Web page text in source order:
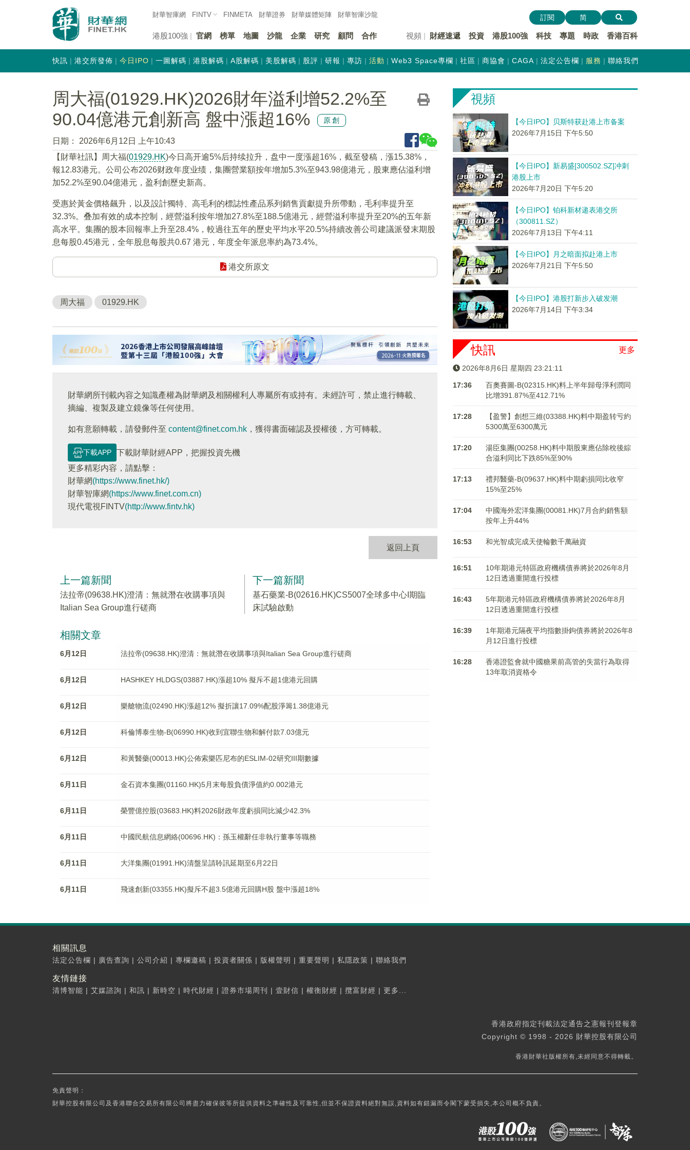
財華智庫網 FINTV FINMETA 財華證券 財華媒體矩陣 財華智庫沙龍
港股100強 官網 榜單 地圖 沙龍 企業 研究 顧問 合作 視頻 財經速遞 投資 港股100強 科技 專題 時政 香港百科
訂閱 简
快訊 港交所發佈 今日IPO 一圖解碼 港股解碼 A股解碼 美股解碼 股評 研報 專訪 活動 Web3 Space專欄 社區 商協會 CAGA 法定公告欄 服務 聯絡我們
周大福(01929.HK)2026財年溢利增52.2%至
90.04億港元創新高 盤中漲超16%
原創
日期：
2026年6月12日 上午10:43
【財華社訊】周大福(01929.HK)今日高开逾5%后持续拉升，盘中一度漲超16%，截至發稿，漲15.38%，
報12.83港元。公司公布2026财政年度业绩，集團營業額按年增加5.3%至943.98億港元，股東應佔溢利增
加52.2%至90.04億港元，盈利創歷史新高。
受惠於黃金價格飆升，以及設計獨特、高毛利的標誌性產品系列銷售貢獻提升所帶動，毛利率提升至
32.3%。叠加有效的成本控制，經營溢利按年增加27.8%至188.5億港元，經營溢利率提升至20%的五年新
高水平。集團的股本回報率上升至28.4%，較過往五年的歷史平均水平20.5%持續改善公司建議派發末期股
息每股0.45港元，全年股息每股共0.67 港元，年度全年派息率約為73.4%。
港交所原文
周大福 01929.HK
財華網所刊載內容之知識產權為財華網及相關權利人專屬所有或持有。未經許可，禁止進行轉載、
摘編、複製及建立鏡像等任何使用。
如有意願轉載，請發郵件至 content@finet.com.hk ，獲得書面確認及授權後，方可轉載。
下載APP
下載財華財經APP，把握投資先機
更多精彩内容，請點擊：
財華網(https://www.finet.hk/)
財華智庫網(https://www.finet.com.cn)
現代電視FINTV(http://www.fintv.hk)
返回上頁
上一篇新聞
法拉帝(09638.HK)澄清：無就潛在收購事項與
Italian Sea Group進行磋商
下一篇新聞
基石藥業-B(02616.HK)CS5007全球多中心I期臨
床試驗啟動
相關文章
6月12日 法拉帝(09638.HK)澄清：無就潛在收購事項與Italian Sea Group進行磋商
6月12日 HASHKEY HLDGS(03887.HK)漲超10% 擬斥不超1億港元回購
6月12日 樂艙物流(02490.HK)漲超12% 擬折讓17.09%配股淨籌1.38億港元
6月12日 科倫博泰生物-B(06990.HK)收到宜聯生物和解付款7.03億元
6月12日 和黃醫藥(00013.HK)公佈索樂匹尼布的ESLIM-02研究III期數據
6月11日 金石資本集團(01160.HK)5月末每股負債淨值約0.002港元
6月11日 榮豐億控股(03683.HK)料2026財政年度虧損同比減少42.3%
6月11日 中國民航信息網絡(00696.HK)：孫玉權辭任非執行董事等職務
6月11日 大洋集團(01991.HK)清盤呈請聆訊延期至6月22日
6月11日 飛速創新(03355.HK)擬斥不超3.5億港元回購H股 盤中漲超18%
視頻
【今日IPO】贝斯特获赴港上市备案
2026年7月15日 下午5:50
【今日IPO】新易盛[300502.SZ]冲刺
港股上市
2026年7月20日 下午5:20
【今日IPO】铂科新材递表港交所
（300811.SZ）
2026年7月13日 下午4:11
【今日IPO】月之暗面拟赴港上市
2026年7月21日 下午5:50
【今日IPO】港股打新步入破发潮
2026年7月14日 下午3:34
更多
快訊
2026年8月6日 星期四 23:21:11
17:36
百奧賽圖-B(02315.HK)料上半年歸母淨利潤同
比增391.87%至412.71%
17:28
【盈警】創想三維(03388.HK)料中期盈转亏約
5300萬至6300萬元
17:20
湯臣集團(00258.HK)料中期股東應佔除稅後綜
合溢利同比下跌85%至90%
17:13
禮邦醫藥-B(09637.HK)料中期虧損同比收窄
15%至25%
17:04
中國海外宏洋集團(00081.HK)7月合約銷售額
按年上升44%
16:53 和光智成完成天使輪數千萬融資
16:51
10年期港元特區政府機構債券將於2026年8月
12日透過重開進行投標
16:43
5年期港元特區政府機構債券將於2026年8月
12日透過重開進行投標
16:39
1年期港元隔夜平均指數掛鉤債券將於2026年8
月12日進行投標
16:28
香港證監會就中國糖果前高管的失當行為取得
13年取消資格令
相關訊息
法定公告欄 | 廣告查詢 | 公司介紹 | 專欄邀稿 | 投資者關係 | 版權聲明 | 重要聲明 | 私隱政策 | 聯絡我們
友情鏈接
清博智能 | 艾媒諮詢 | 和訊 | 新時空 | 時代財經 | 證券市場周刊 | 壹財信 | 權衡財經 | 攬富財經 | 更多...
香港政府指定刊載法定通告之憲報刊登報章
Copyright © 1998 - 2026 財華控股有限公司
香港財華社版權所有,未經同意不得轉載。
免責聲明：
財華控股有限公司及香港聯合交易所有限公司將盡力確保彼等所提供資料之準確性及可靠性,但並不保證資料絕對無誤,資料如有錯漏而令閣下蒙受損失,本公司概不負責。